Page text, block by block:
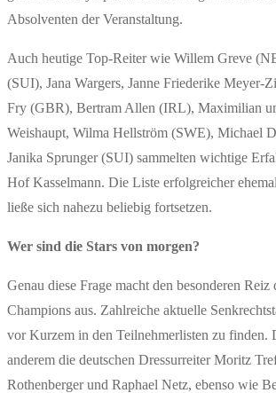
Absolventen der Veranstaltung.
Auch heutige Top-Reiter wie Willem Greve
(SUI), Jana Wargers, Janne Friederike Meyer-
Fry (GBR), Bertram Allen (IRL), Maximilian
Weishaupt, Wilma Hellström (SWE), Michael
Janika Sprunger (SUI) sammelten wichtige
Hof Kasselmann. Die Liste erfolgreicher
ließe sich nahezu beliebig fortsetzen.
Wer sind die Stars von morgen?
Genau diese Frage macht den besonderen Reiz
Champions aus. Zahlreiche aktuelle
vor Kurzem in den Teilnehmerlisten zu finden.
anderem die deutschen Dressurreiter Moritz
Rothenberger und Raphael Netz, ebenso wie